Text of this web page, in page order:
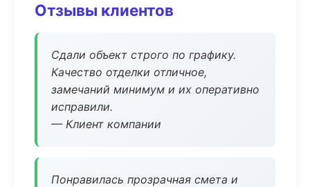
Отзывы клиентов
Сдали объект строго по графику.
Качество отделки отличное,
замечаний минимум и их оперативно
исправили.
— Клиент компании
Понравилась прозрачная смета и